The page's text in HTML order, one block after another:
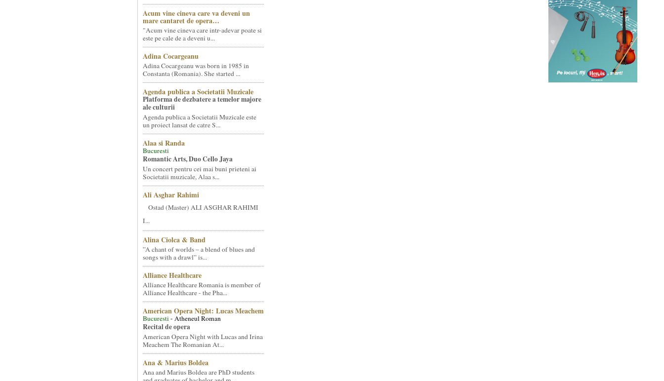
Acum vine cineva care va deveni un
mare cantaret de opera…
"Acum vine cineva care intr-adevar poate si
este pe cale de a deveni u...
Adina Cocargeanu
Adina Cocargeanu was born in 1985 in
Constanta (Romania). She started ...
Agenda publica a Societatii Muzicale
Platforma de dezbatere a temelor majore
ale culturii
Agenda publica a Societatii Muzicale este
un proiect lansat de catre S...
Alaa si Randa
Bucuresti
Romantic Arts, Duo Cello Jaya
Un concert pentru cei mai buni prieteni ai
Societatii muzicale, Alaa s...
Ali Asghar Rahimi
Ostad (Master) ALI ASGHAR RAHIMI
I...
Alina Ciolca & Band
”A chant of worlds – a blend of blues and
songs with a drawl” is...
Alliance Healthcare
Alliance Healthcare Romania is member of
Alliance Healthcare - the Pha...
American Opera Night: Lucas Meachem
Bucuresti- Atheneul Roman
Recital de opera
American Opera Night with Lucas and Irina
Meachem The Romanian At...
Ana & Marius Boldea
Ana and Marius Boldea are PhD students